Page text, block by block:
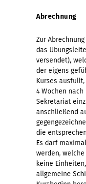
Abrechnung
Zur
das
versendet),
der eigens
Kurses
4 Wochen nach
Sekretariat
anschließend
die
Es darf
werden,
keine
allgemeine